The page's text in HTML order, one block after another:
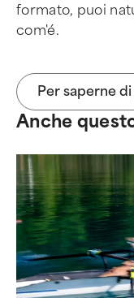
formato, puoi
com'é.
Per saperne
Anche